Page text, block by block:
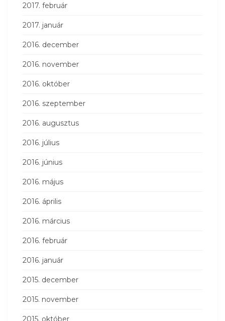
2017. február
2017. január
2016. december
2016. november
2016. október
2016. szeptember
2016. augusztus
2016. július
2016. június
2016. május
2016. április
2016. március
2016. február
2016. január
2015. december
2015. november
2015. október